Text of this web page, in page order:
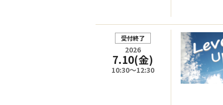
受付終了
2026
7.10(金)
10:30～12:30